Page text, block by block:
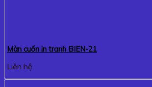
Màn cuốn in tranh BIEN-21
Liên hệ